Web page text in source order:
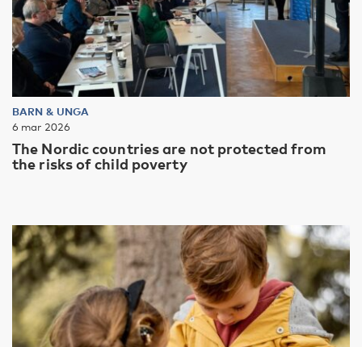
BARN & UNGA
6 mar 2026
The Nordic countries are not protected from
the risks of child poverty